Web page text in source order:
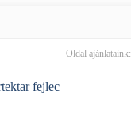
Oldal ajánlataink: